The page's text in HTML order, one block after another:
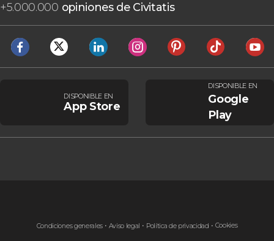
+5.000.000 opiniones de Civitatis
DISPONIBLE EN
App Store
DISPONIBLE EN
Google
Play
Condiciones generales Aviso legal Política de privacidad Cookies